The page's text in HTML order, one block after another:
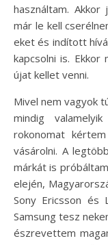
használtam.
már le kell
eket és indított
kapcsolni is.
újat kellet venni.
Mivel nem vagyok
mindig
rokonomat
vásárolni. A
márkát is
elején,
Sony Ericsson
Samsung tesz
észrevettem